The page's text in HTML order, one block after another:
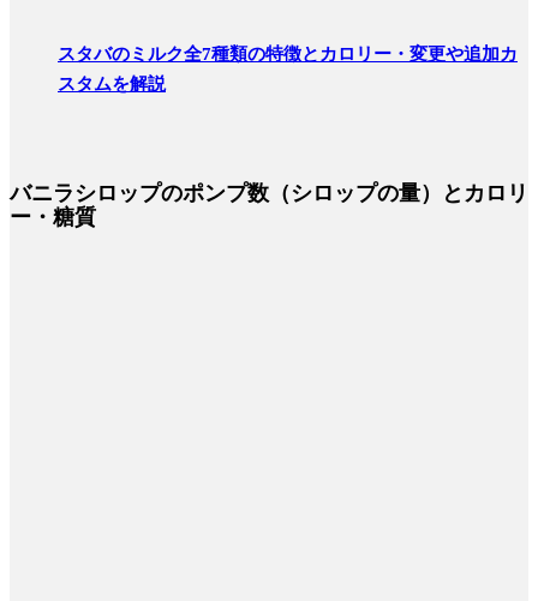
スタバのミルク全7種類の特徴とカロリー・変更や追加カ
スタムを解説
バニラシロップのポンプ数（シロップの量）とカロリ
ー・糖質